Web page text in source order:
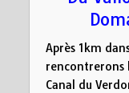
Après 1km
rencontrerons
Canal du